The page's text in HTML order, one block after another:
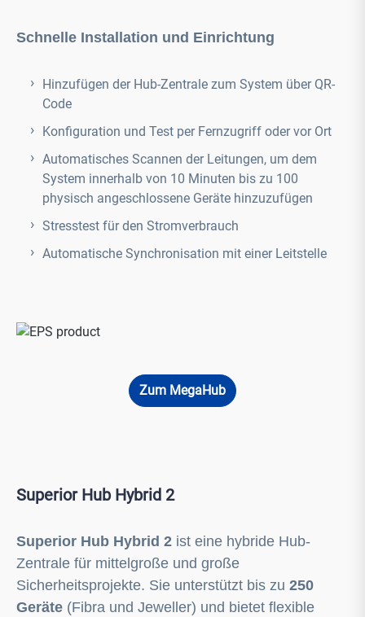
Schnelle Installation und Einrichtung
Hinzufügen der Hub-Zentrale zum System über QR-
Code
Konfiguration und Test per Fernzugriff oder vor Ort
Automatisches Scannen der Leitungen, um dem
System innerhalb von 10 Minuten bis zu 100
physisch angeschlossene Geräte hinzuzufügen
Stresstest für den Stromverbrauch
Automatische Synchronisation mit einer Leitstelle
Zum MegaHub
Superior Hub Hybrid 2
Superior Hub Hybrid 2 ist eine hybride Hub-
Zentrale für mittelgroße und große
Sicherheitsprojekte. Sie unterstützt bis zu 250
Geräte (Fibra und Jeweller) und bietet flexible